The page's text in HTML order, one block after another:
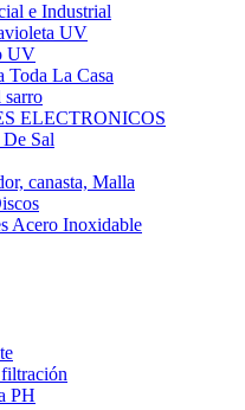
e Industrial
UV
UV
Toda La Casa
sarro
ELECTRONICOS
Sal
canasta, Malla
Acero Inoxidable
PH